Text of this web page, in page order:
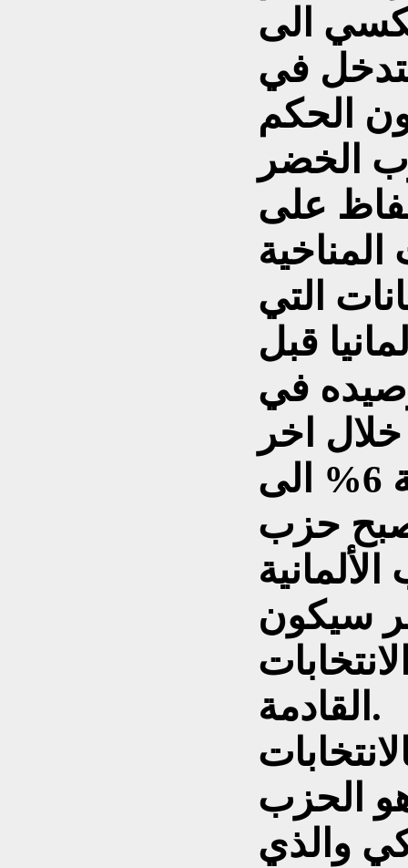
الى
في
الخضر
على
المناخية
التي
قبل
في
اخر
ثلاث انتخابات من نسبة 6% الى
وقد أصبح حزب
سيكون
القادمة.
الحزب
والذي